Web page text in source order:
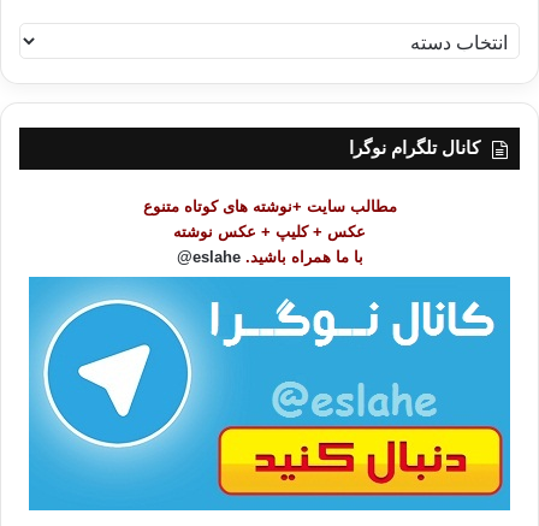
ه
ر
کانال تلگرام نوگرا
مطالب سایت +نوشته های کوتاه متنوع
عکس + کلیپ + عکس نوشته
با ما همراه باشید. eslahe@